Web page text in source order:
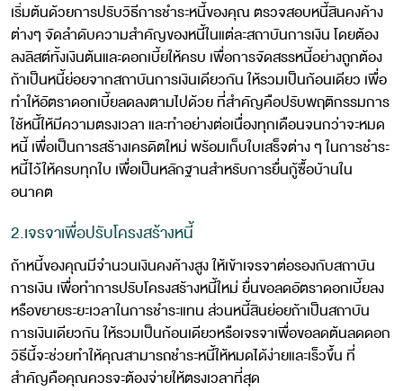
เริ่มต้นด้วยการปรับวิธีการชำระหนี้ของคุณ ตรวจสอบหนี้สินคงค้าง
ต่างๆ จัดลำดับความสำคัญของหนี้ในแต่ละสถาบันการเงิน โดยต้อง
ลงลิสต์ทั้งเงินต้นและดอกเบี้ยให้ครบ เพื่อการจัดสรรหนี้อย่างถูกต้อง
ถ้าเป็นหนี้ย่อยจากสถาบันการเงินเดียวกัน ให้รวมเป็นก้อนเดียว เพื่อ
ทำให้อัตราดอกเบี้ยลดลงตามไปด้วย ที่สำคัญคือปรับพฤติกรรมการ
ใช้หนี้ให้มีความตรงเวลา และทำอย่างต่อเนื่องทุกเดือนจนกว่าจะหมด
หนี้ เพื่อเป็นการสร้างเครดิตใหม่ พร้อมเก็บใบเสร็จต่าง ๆ ในการชำระ
หนี้ไว้ให้ครบทุกใบ เพื่อเป็นหลักฐานสำหรับการยื่นกู้ซื้อบ้านใน
อนาคต
2.เจรจาเพื่อปรับโครงสร้างหนี้
ถ้าหนี้ของคุณมีจำนวนเงินคงค้างสูง ให้เข้าเจรจาต่อรองกับสถาบัน
การเงิน เพื่อทำการปรับโครงสร้างหนี้ใหม่ ยื่นขอลดอัตราดอกเบี้ยลง
หรือขยายระยะเวลาในการชำระแทน ส่วนหนี้สินย่อยถ้าเป็นสถาบัน
การเงินเดียวกัน ให้รวมเป็นก้อนเดียวหรือเจรจาเพื่อขอลดต้นลดดอก
วิธีนี้จะช่วยทำให้คุณสามารถชำระหนี้ให้หมดได้ง่ายและเร็วขึ้น ที่
สำคัญคือคุณควรจะต้องจ่ายให้ตรงเวลาที่สุด